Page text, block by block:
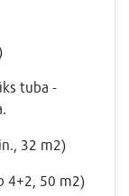
tuba -
32 m2)
4+2, 50 m2)